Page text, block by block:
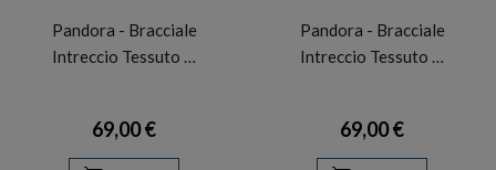
Pandora - Bracciale
Intreccio Tessuto …
69,00 €
Pandora - Bracciale
Intreccio Tessuto …
69,00 €